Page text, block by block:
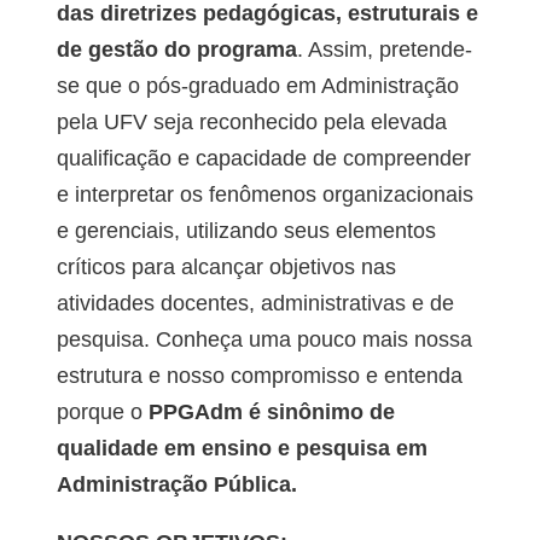
das diretrizes pedagógicas, estruturais e
de gestão do programa. Assim, pretende-
se que o pós-graduado em Administração
pela UFV seja reconhecido pela elevada
qualificação e capacidade de compreender
e interpretar os fenômenos organizacionais
e gerenciais, utilizando seus elementos
críticos para alcançar objetivos nas
atividades docentes, administrativas e de
pesquisa. Conheça uma pouco mais nossa
estrutura e nosso compromisso e entenda
porque o PPGAdm é sinônimo de
qualidade em ensino e pesquisa em
Administração Pública.